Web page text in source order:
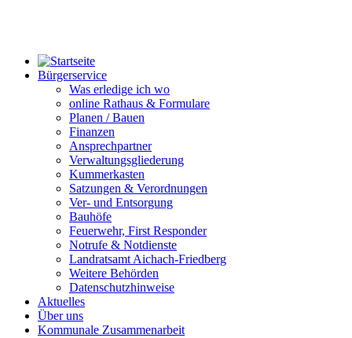
Bürgerservice
Was erledige ich wo
online Rathaus & Formulare
Planen / Bauen
Finanzen
Ansprechpartner
Verwaltungsgliederung
Kummerkasten
Satzungen & Verordnungen
Ver- und Entsorgung
Bauhöfe
Feuerwehr, First Responder
Notrufe & Notdienste
Landratsamt Aichach-Friedberg
Weitere Behörden
Datenschutzhinweise
Aktuelles
Über uns
Kommunale Zusammenarbeit